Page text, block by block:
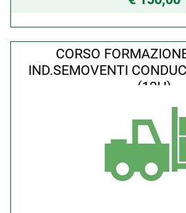
CORSO
IND.SEMOVENTI
(12H)